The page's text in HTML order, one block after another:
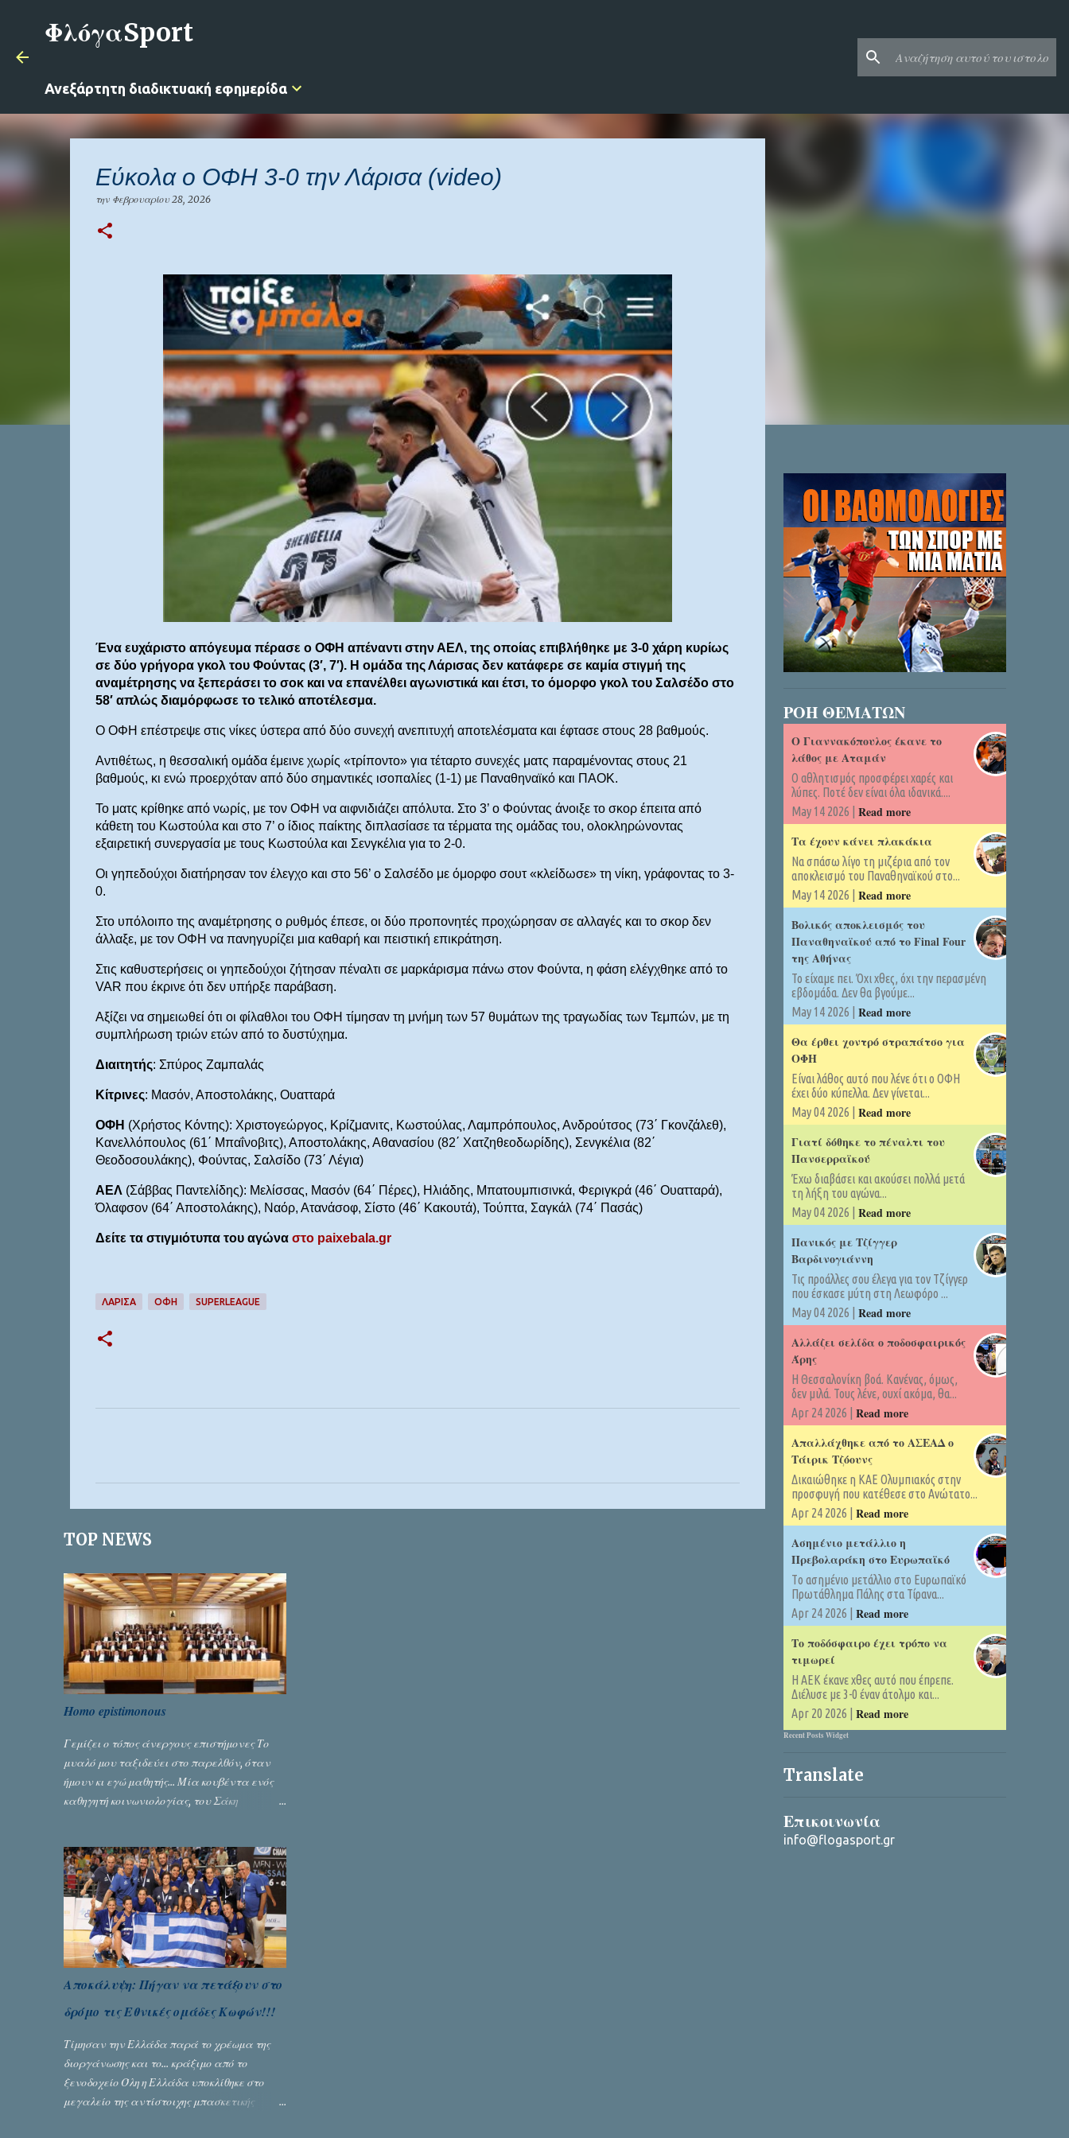
ΦλόγαSport
Ανεξάρτητη διαδικτυακή εφημερίδα
Εύκολα ο ΟΦΗ 3-0 την Λάρισα (video)
την Φεβρουαρίου 28, 2026
Ένα ευχάριστο απόγευμα πέρασε ο ΟΦΗ απέναντι στην ΑΕΛ, της οποίας επιβλήθηκε με 3-0 χάρη κυρίως
σε δύο γρήγορα γκολ του Φούντας (3′, 7′). Η ομάδα της Λάρισας δεν κατάφερε σε καμία στιγμή της
αναμέτρησης να ξεπεράσει το σοκ και να επανέλθει αγωνιστικά και έτσι, το όμορφο γκολ του Σαλσέδο στο
58′ απλώς διαμόρφωσε το τελικό αποτέλεσμα.
Ο ΟΦΗ επέστρεψε στις νίκες ύστερα από δύο συνεχή ανεπιτυχή αποτελέσματα και έφτασε στους 28 βαθμούς.
Αντιθέτως, η θεσσαλική ομάδα έμεινε χωρίς «τρίποντο» για τέταρτο συνεχές ματς παραμένοντας στους 21
βαθμούς, κι ενώ προερχόταν από δύο σημαντικές ισοπαλίες (1-1) με Παναθηναϊκό και ΠΑΟΚ.
Το ματς κρίθηκε από νωρίς, με τον ΟΦΗ να αιφνιδιάζει απόλυτα. Στο 3’ ο Φούντας άνοιξε το σκορ έπειτα από
κάθετη του Κωστούλα και στο 7’ ο ίδιος παίκτης διπλασίασε τα τέρματα της ομάδας του, ολοκληρώνοντας
εξαιρετική συνεργασία με τους Κωστούλα και Σενγκέλια για το 2-0.
Οι γηπεδούχοι διατήρησαν τον έλεγχο και στο 56’ ο Σαλσέδο με όμορφο σουτ «κλείδωσε» τη νίκη, γράφοντας το 3-
0.
Στο υπόλοιπο της αναμέτρησης ο ρυθμός έπεσε, οι δύο προπονητές προχώρησαν σε αλλαγές και το σκορ δεν
άλλαξε, με τον ΟΦΗ να πανηγυρίζει μια καθαρή και πειστική επικράτηση.
Στις καθυστερήσεις οι γηπεδούχοι ζήτησαν πέναλτι σε μαρκάρισμα πάνω στον Φούντα, η φάση ελέγχθηκε από το
VAR που έκρινε ότι δεν υπήρξε παράβαση.
Αξίζει να σημειωθεί ότι οι φίλαθλοι του ΟΦΗ τίμησαν τη μνήμη των 57 θυμάτων της τραγωδίας των Τεμπών, με τη
συμπλήρωση τριών ετών από το δυστύχημα.
Διαιτητής: Σπύρος Ζαμπαλάς
Κίτρινες: Μασόν, Αποστολάκης, Ουατταρά
ΟΦΗ (Χρήστος Κόντης): Xριστογεώργος, Κρίζμανιτς, Κωστούλας, Λαμπρόπουλος, Ανδρούτσος (73΄ Γκονζάλεθ),
Κανελλόπουλος (61΄ Μπαΐνοβιτς), Αποστολάκης, Αθανασίου (82΄ Χατζηθεοδωρίδης), Σενγκέλια (82΄
Θεοδοσουλάκης), Φούντας, Σαλσίδο (73΄ Λέγια)
ΑΕΛ (Σάββας Παντελίδης): Μελίσσας, Μασόν (64΄ Πέρες), Ηλιάδης, Μπατουμπισινκά, Φεριγκρά (46΄ Ουατταρά),
Όλαφσον (64΄ Αποστολάκης), Ναόρ, Ατανάσοφ, Σίστο (46΄ Κακουτά), Τούπτα, Σαγκάλ (74΄ Πασάς)
Δείτε τα στιγμιότυπα του αγώνα στο paixebala.gr
ΛΑΡΙΣΑ ΟΦΗ SUPERLEAGUE
α
TOP NEWS
Homo epistimonous
Γεμίζει ο τόπος άνεργους επιστήμονες Το
μυαλό μου ταξιδεύει στο παρελθόν, όταν
ήμουν κι εγώ μαθητής... Μία κουβέντα ενός
καθηγητή κοινωνιολογίας, του Σάκη
Γράφει ο Σταύρος Αλευρογιάννης
Αποκάλυψη: Πήγαν να πετάξουν στο
δρόμο τις Εθνικές ομάδες Κωφών!!!
Τίμησαν την Ελλάδα παρά το χρέωμα της
διοργάνωσης και το... κράξιμο από το
ξενοδοχείο Όλη η Ελλάδα υποκλίθηκε στο
μεγαλείο της αντίστοιχης μπασκετικής
ΡΟΗ ΘΕΜΑΤΩΝ
Ο Γιαννακόπουλος έκανε το
λάθος με Αταμάν
Ο αθλητισμός προσφέρει χαρές και
λύπες. Ποτέ δεν είναι όλα ιδανικά....
May 14 2026 | Read more
Τα έχουν κάνει πλακάκια
Να σπάσω λίγο τη μιζέρια από τον
αποκλεισμό του Παναθηναϊκού στο...
May 14 2026 | Read more
Βολικός αποκλεισμός του
Παναθηναϊκού από το Final Four
της Αθήνας
Το είχαμε πει. Όχι χθες, όχι την περασμένη
εβδομάδα. Δεν θα βγούμε...
May 14 2026 | Read more
Θα έρθει χοντρό στραπάτσο για
ΟΦΗ
Είναι λάθος αυτό που λένε ότι ο ΟΦΗ
έχει δύο κύπελλα. Δεν γίνεται...
May 04 2026 | Read more
Γιατί δόθηκε το πέναλτι του
Πανσερραϊκού
Έχω διαβάσει και ακούσει πολλά μετά
τη λήξη του αγώνα...
May 04 2026 | Read more
Πανικός με Τζίγγερ
Βαρδινογιάννη
Τις προάλλες σου έλεγα για τον Τζίγγερ
που έσκασε μύτη στη Λεωφόρο ...
May 04 2026 | Read more
Αλλάζει σελίδα ο ποδοσφαιρικός
Άρης
Η Θεσσαλονίκη βοά. Κανένας, όμως,
δεν μιλά. Τους λένε, ουχί ακόμα, θα...
Apr 24 2026 | Read more
Απαλλάχθηκε από το ΑΣΕΑΔ ο
Τάιρικ Τζόουνς
Δικαιώθηκε η ΚΑΕ Ολυμπιακός στην
προσφυγή που κατέθεσε στο Ανώτατο...
Apr 24 2026 | Read more
Ασημένιο μετάλλιο η
Πρεβολαράκη στο Ευρωπαϊκό
Tο ασημένιο μετάλλιο στο Ευρωπαϊκό
Πρωτάθλημα Πάλης στα Τίρανα...
Apr 24 2026 | Read more
Το ποδόσφαιρο έχει τρόπο να
τιμωρεί
Η ΑΕΚ έκανε χθες αυτό που έπρεπε.
Διέλυσε με 3-0 έναν άτολμο και...
Apr 20 2026 | Read more
Recent Posts Widget
Translate
Επικοινωνία
info@flogasport.gr